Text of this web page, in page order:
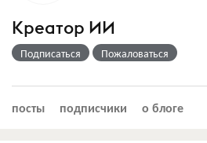
Креатор ИИ
Подписаться Пожаловаться
посты подписчики о блоге